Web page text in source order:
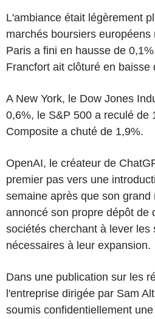
L'ambiance était légèrement
marchés boursiers européens
Paris a fini en hausse de
Francfort ait clôturé en baisse
A New York, le Dow Jones
0,6%, le S&P 500 a reculé de
Composite a chuté de 1,9%.
OpenAI, le créateur de
premier pas vers une
semaine après que son grand
annoncé son propre dépôt de
sociétés cherchant à lever les
nécessaires à leur expansion.
Dans une publication sur les
l'entreprise dirigée par Sam
soumis confidentiellement